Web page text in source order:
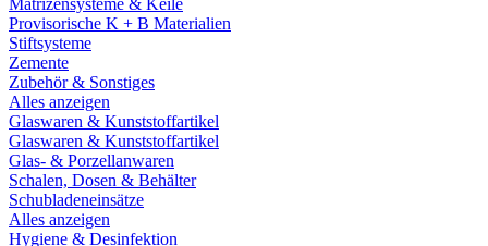
Matrizensysteme & Keile
Provisorische K + B Materialien
Stiftsysteme
Zemente
Zubehör & Sonstiges
Alles anzeigen
Glaswaren & Kunststoffartikel
Glaswaren & Kunststoffartikel
Glas- & Porzellanwaren
Schalen, Dosen & Behälter
Schubladeneinsätze
Alles anzeigen
Hygiene & Desinfektion